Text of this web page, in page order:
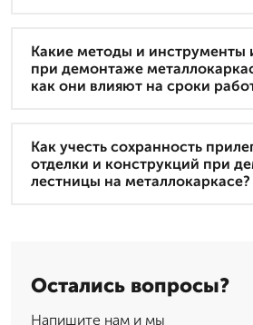
Какие методы и инструменты
при демонтаже
как они влияют на сроки
Как учесть сохранность
отделки и конструкций при
лестницы на металлокаркасе?
Остались вопросы?
Напишите нам и мы